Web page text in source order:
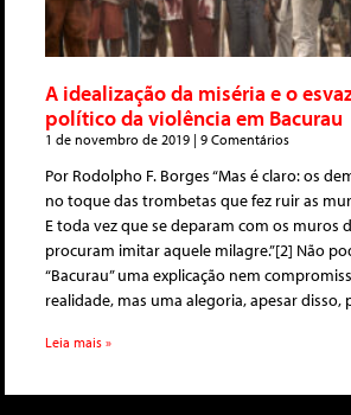
A idealização da miséria e o
político da violência em Bacurau
1 de novembro de 2019 9 Comentários
Por Rodolpho F. Borges “Mas é claro: os
no toque das trombetas que fez ruir as
E toda vez que se deparam com os muros
procuram imitar aquele milagre.”[2] Não
“Bacurau” uma explicação nem
realidade, mas uma alegoria, apesar disso,
Leia mais »